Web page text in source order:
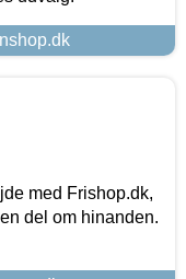
med Frishop.dk,
del om hinanden.